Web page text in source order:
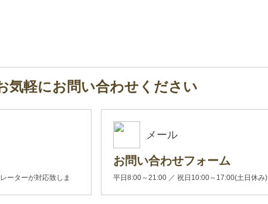
気軽にお問い合わせください
ーターが対応致しま
メール
お問い合わせフォーム
平日8:00～21:00 ／ 祝日10:00～17:00(土日休み)